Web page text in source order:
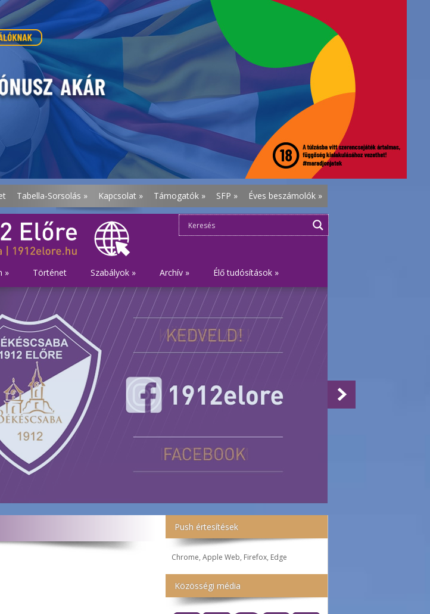
Tabella-Sorsolás » Kapcsolat » Támogatók » SFP » Éves beszámolók »
» Történet Szabályok » Archív » Élő tudósítások »
Push értesítések
Chrome, Apple Web, Firefox, Edge
Közösségi média